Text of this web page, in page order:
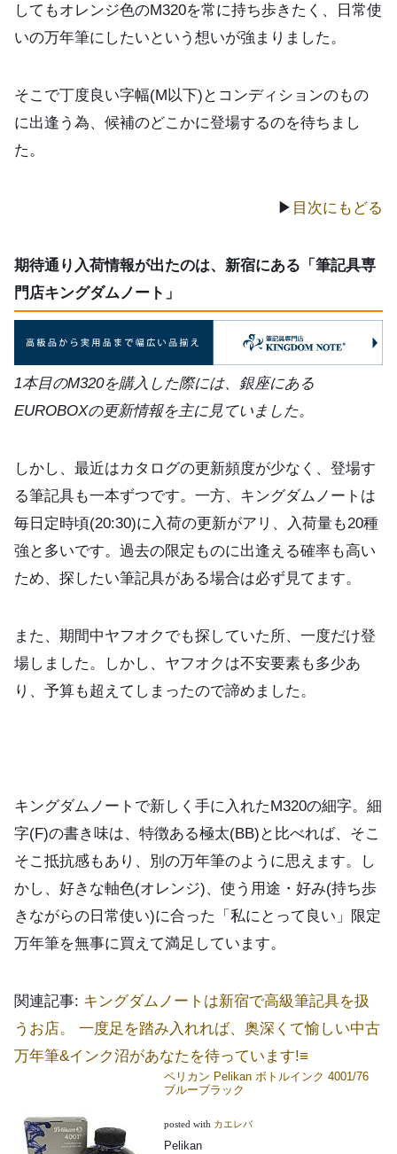
してもオレンジ色のM320を常に持ち歩きたく、日常使
いの万年筆にしたいという想いが強まりました。
そこで丁度良い字幅(M以下)とコンディションのもの
に出逢う為、候補のどこかに登場するのを待ちまし
た。
▶ 目次にもどる
期待通り入荷情報が出たのは、新宿にある「筆記具専
門店キングダムノート」
1本目のM320を購入した際には、銀座にある
EUROBOXの更新情報を主に見ていました。
しかし、最近はカタログの更新頻度が少なく、登場す
る筆記具も一本ずつです。一方、キングダムノートは
毎日定時頃(20:30)に入荷の更新がアリ、入荷量も20種
強と多いです。過去の限定ものに出逢える確率も高い
ため、探したい筆記具がある場合は必ず見てます。
また、期間中ヤフオクでも探していた所、一度だけ登
場しました。しかし、ヤフオクは不安要素も多少あ
り、予算も超えてしまったので諦めました。
キングダムノートで新しく手に入れたM320の細字。細
字(F)の書き味は、特徴ある極太(BB)と比べれば、そこ
そこ抵抗感もあり、別の万年筆のように思えます。し
かし、好きな軸色(オレンジ)、使う用途・好み(持ち歩
きながらの日常使い)に合った「私にとって良い」限定
万年筆を無事に買えて満足しています。
関連記事: キングダムノートは新宿で高級筆記具を扱
うお店。 一度足を踏み入れれば、奥深くて愉しい中古
万年筆&インク沼があなたを待っています!≡
ペリカン Pelikan ボトルインク 4001/76
ブルーブラック
posted with カエレバ
Pelikan